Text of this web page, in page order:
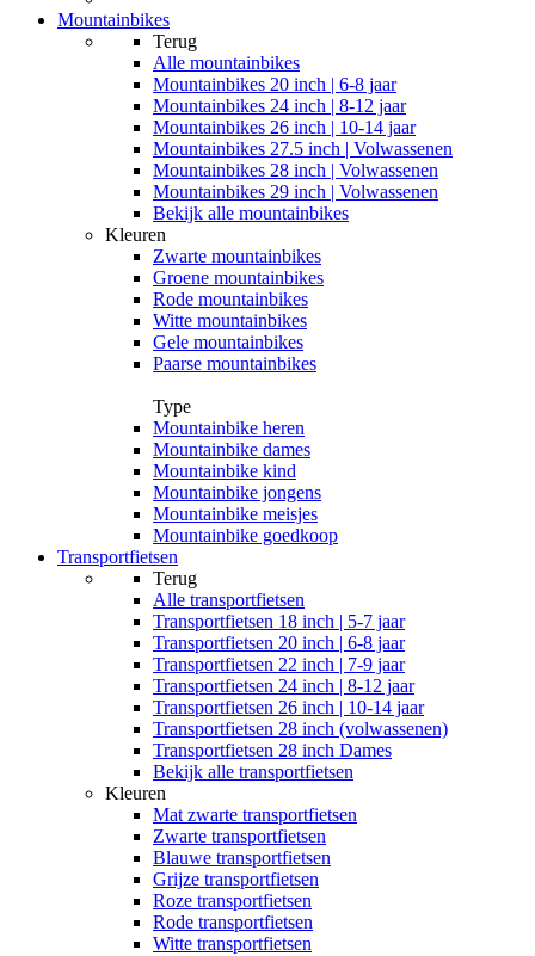
Mountainbikes
Terug
Alle mountainbikes
Mountainbikes 20 inch | 6-8 jaar
Mountainbikes 24 inch | 8-12 jaar
Mountainbikes 26 inch | 10-14 jaar
Mountainbikes 27.5 inch | Volwassenen
Mountainbikes 28 inch | Volwassenen
Mountainbikes 29 inch | Volwassenen
Bekijk alle mountainbikes
Kleuren
Zwarte mountainbikes
Groene mountainbikes
Rode mountainbikes
Witte mountainbikes
Gele mountainbikes
Paarse mountainbikes
Type
Mountainbike heren
Mountainbike dames
Mountainbike kind
Mountainbike jongens
Mountainbike meisjes
Mountainbike goedkoop
Transportfietsen
Terug
Alle transportfietsen
Transportfietsen 18 inch | 5-7 jaar
Transportfietsen 20 inch | 6-8 jaar
Transportfietsen 22 inch | 7-9 jaar
Transportfietsen 24 inch | 8-12 jaar
Transportfietsen 26 inch | 10-14 jaar
Transportfietsen 28 inch (volwassenen)
Transportfietsen 28 inch Dames
Bekijk alle transportfietsen
Kleuren
Mat zwarte transportfietsen
Zwarte transportfietsen
Blauwe transportfietsen
Grijze transportfietsen
Roze transportfietsen
Rode transportfietsen
Witte transportfietsen